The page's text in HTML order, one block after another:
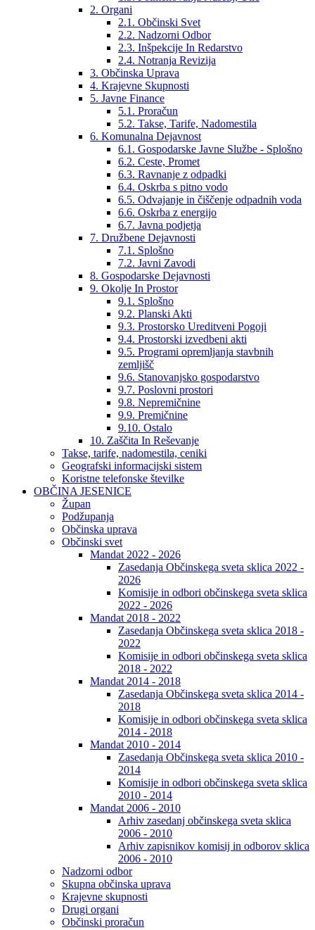
2. Organi
2.1. Občinski Svet
2.2. Nadzorni Odbor
2.3. Inšpekcije In Redarstvo
2.4. Notranja Revizija
3. Občinska Uprava
4. Krajevne Skupnosti
5. Javne Finance
5.1. Proračun
5.2. Takse, Tarife, Nadomestila
6. Komunalna Dejavnost
6.1. Gospodarske Javne Službe - Splošno
6.2. Ceste, Promet
6.3. Ravnanje z odpadki
6.4. Oskrba s pitno vodo
6.5. Odvajanje in čiščenje odpadnih voda
6.6. Oskrba z energijo
6.7. Javna podjetja
7. Družbene Dejavnosti
7.1. Splošno
7.2. Javni Zavodi
8. Gospodarske Dejavnosti
9. Okolje In Prostor
9.1. Splošno
9.2. Planski Akti
9.3. Prostorsko Ureditveni Pogoji
9.4. Prostorski izvedbeni akti
9.5. Programi opremljanja stavbnih
zemljišč
9.6. Stanovanjsko gospodarstvo
9.7. Poslovni prostori
9.8. Nepremičnine
9.9. Premičnine
9.10. Ostalo
10. Zaščita In Reševanje
Takse, tarife, nadomestila, ceniki
Geografski informacijski sistem
Koristne telefonske številke
OBČINA JESENICE
Župan
Podžupanja
Občinska uprava
Občinski svet
Mandat 2022 - 2026
Zasedanja Občinskega sveta sklica 2022 -
2026
Komisije in odbori občinskega sveta sklica
2022 - 2026
Mandat 2018 - 2022
Zasedanja Občinskega sveta sklica 2018 -
2022
Komisije in odbori občinskega sveta sklica
2018 - 2022
Mandat 2014 - 2018
Zasedanja Občinskega sveta sklica 2014 -
2018
Komisije in odbori občinskega sveta sklica
2014 - 2018
Mandat 2010 - 2014
Zasedanja Občinskega sveta sklica 2010 -
2014
Komisije in odbori občinskega sveta sklica
2010 - 2014
Mandat 2006 - 2010
Arhiv zasedanj občinskega sveta sklica
2006 - 2010
Arhiv zapisnikov komisij in odborov sklica
2006 - 2010
Nadzorni odbor
Skupna občinska uprava
Krajevne skupnosti
Drugi organi
Občinski proračun